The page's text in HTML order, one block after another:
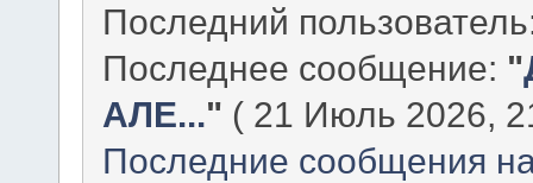
Последний
Последнее сообщение: "
АЛЕ..." ( 21 Июль 2026,
Последние сообщения